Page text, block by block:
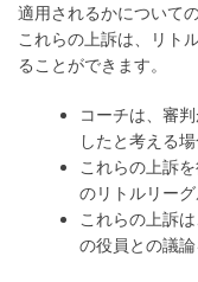
適用されるかについて
これらの上訴は、リト
ることができます。
コーチは、審
したと考える
これらの上訴
のリトルリー
これらの上訴
の役員との議